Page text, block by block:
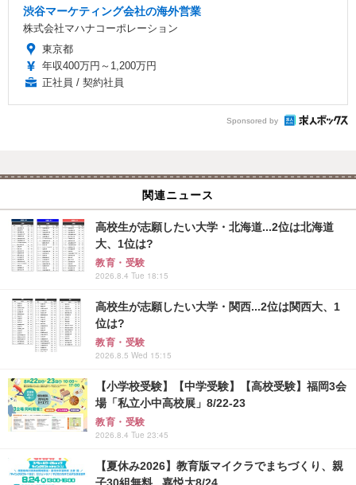
渋谷マーケティング会社の海外営業
株式会社マハナコーポレーション
東京都
年収400万円～1,200万円
正社員 / 契約社員
Sponsored by
関連ニュース
高校生が志願したい大学・北海道...2位は北海道
大、1位は?
教育・受験
2026.8.4 Tue 18:15
高校生が志願したい大学・関西...2位は関西大、1
位は?
教育・受験
2026.8.5 Wed 15:15
【小学校受験】【中学受験】【高校受験】福岡3会
場「私立小中高校展」8/22-23
教育・受験
2026.8.4 Tue 23:45
【夏休み2026】教育版マイクラでまちづくり、親